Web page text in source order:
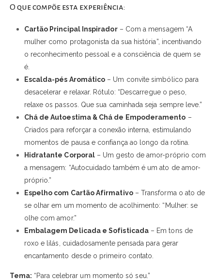
O que compõe esta experiência:
Cartão Principal Inspirador– Com a mensagem “A
mulher como protagonista da sua história”, incentivando
o reconhecimento pessoal e a consciência de quem se
é.
Escalda-pés Aromático – Um convite simbólico para
desacelerar e relaxar. Rótulo: “Descarregue o peso,
relaxe os passos. Que sua caminhada seja sempre leve.”
Chá de Autoestima & Chá de Empoderamento –
Criados para reforçar a conexão interna, estimulando
momentos de pausa e confiança ao longo da rotina.
Hidratante Corporal – Um gesto de amor-próprio com
a mensagem: “Autocuidado também é um ato de amor-
próprio.”
Espelho com Cartão Afirmativo– Transforma o ato de
se olhar em um momento de acolhimento: “Mulher: se
olhe com amor.”
Embalagem Delicada e Sofisticada– Em tons de
roxo e lilás, cuidadosamente pensada para gerar
encantamento desde o primeiro contato.
Tema: “Para celebrar um momento só seu.”